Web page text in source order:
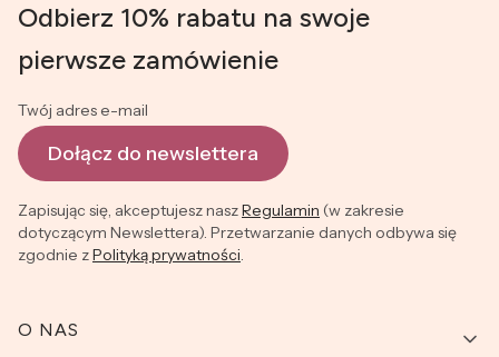
Odbierz 10% rabatu na swoje
pierwsze zamówienie
Twój adres e-mail
Dołącz do newslettera
Zapisując się, akceptujesz naszRegulamin (w zakresie
dotyczącym Newslettera). Przetwarzanie danych odbywa się
zgodnie zPolityką prywatności.
Linki w stopce
O NAS